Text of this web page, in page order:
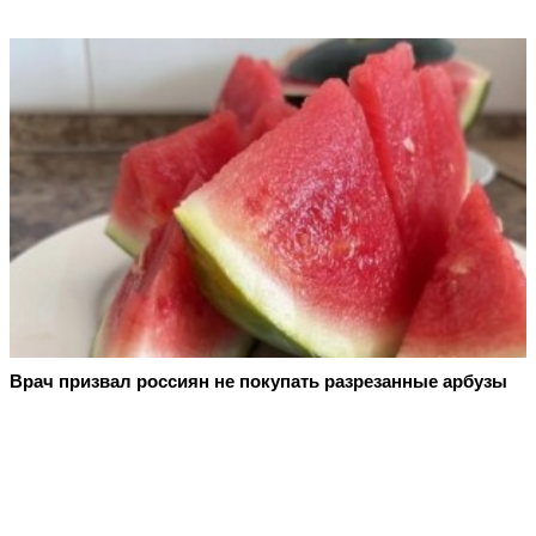
Врач призвал россиян не покупать разрезанные арбузы